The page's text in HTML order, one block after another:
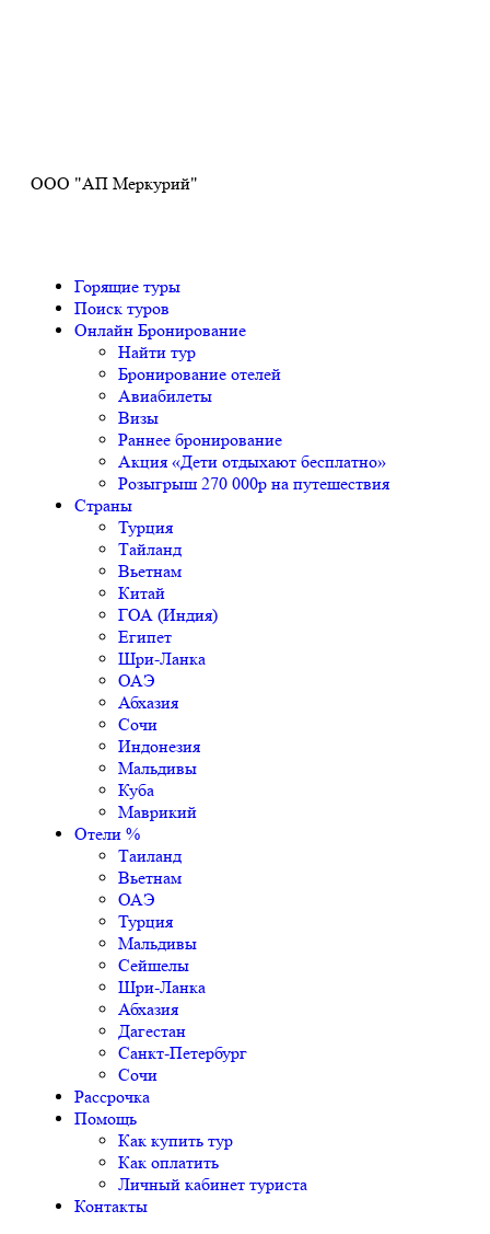
ООО "АП Меркурий"
Горящие туры
Поиск туров
Онлайн Бронирование
Найти тур
Бронирование отелей
Авиабилеты
Визы
Раннее бронирование
Акция «Дети отдыхают бесплатно»
Розыгрыш 270 000р на путешествия
Страны
Турция
Тайланд
Вьетнам
Китай
ГОА (Индия)
Египет
Шри-Ланка
ОАЭ
Абхазия
Сочи
Индонезия
Мальдивы
Куба
Маврикий
Отели %
Таиланд
Вьетнам
ОАЭ
Турция
Мальдивы
Сейшелы
Шри-Ланка
Абхазия
Дагестан
Санкт-Петербург
Сочи
Рассрочка
Помощь
Как купить тур
Как оплатить
Личный кабинет туриста
Контакты